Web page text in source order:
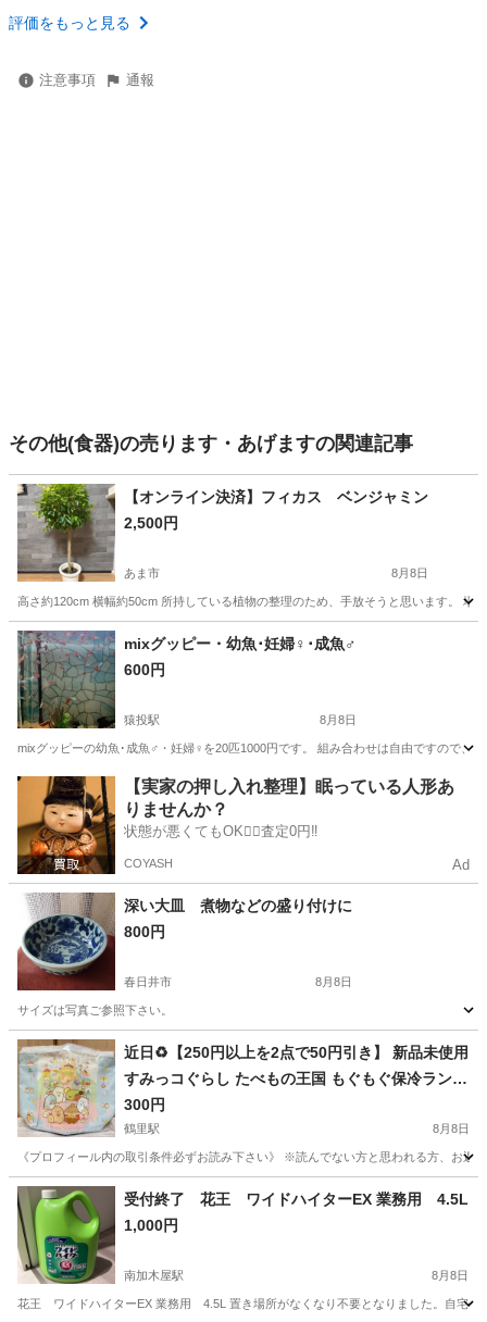
評価をもっと見る
注意事項 通報
その他(食器)の売ります・あげますの関連記事
【オンライン決済】フィカス ベンジャミン
2,500円
あま市 8月8日
高さ約120cm 横幅約50cm 所持している植物の整理のため、手放そうと思います。
愛知 あま市 家庭用品
mixグッピー・幼魚･妊婦♀･成魚♂
600円
猿投駅 8月8日
mixグッピーの幼魚･成魚♂・妊婦♀を20匹1000円です。 組み合わせは自由ですので、
愛知 豊田市 猿投駅 家庭用品 グッピー
【実家の押し入れ整理】眠っている人形あ
りませんか？
状態が悪くてもOK🙆‍♀️査定0円‼️
COYASH Ad
深い大皿 煮物などの盛り付けに
800円
春日井市 8月8日
サイズは写真ご参照下さい。
愛知 春日井市 食器
近日♻️【250円以上を2点で50円引き】 新品未使用
すみっコぐらし たべもの王国 もぐもぐ保冷ランチ
バッグ❁¨̮
300円
鶴里駅 8月8日
《プロフィール内の取引条件必ずお読み下さい》 ※読んでない方と思われる方、お
愛知 名古屋市 鶴里駅 その他 すみっコぐらし
受付終了 花王 ワイドハイターEX 業務用 4.5L
1,000円
南加木屋駅 8月8日
花王 ワイドハイターEX 業務用 4.5L 置き場所がなくなり不要となりました。自宅保